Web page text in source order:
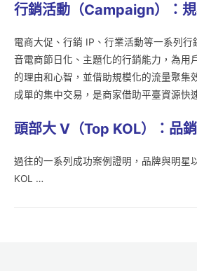
行銷活動（Campaign）：
電商大促、行銷 IP、行業活動等一系列
音電商節日化、主題化的行銷能力，為用
的理由和心智，並借助規模化的流量聚集
成單的集中交易，是商家借助平臺資源快
頭部大 V （Top KOL）：品
過往的一系列成功案例證明，品牌與明星
KOL …